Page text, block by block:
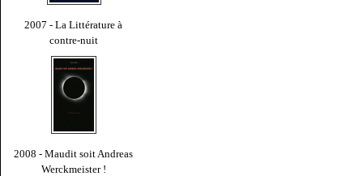
2007 - La Littérature à
contre-nuit
2008 - Maudit soit Andreas
Werckmeister !